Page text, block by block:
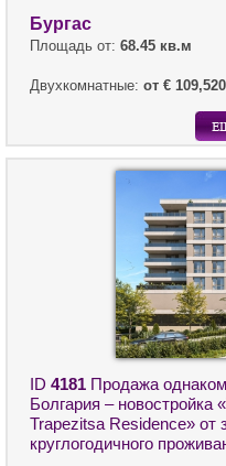
Бургас
Площадь от: 68.45 кв.м
Двухкомнатные: от € 109,520
ID 4181 Продажа
Болгария – новостройка
Trapezitsa Residence» от
круглогодичного